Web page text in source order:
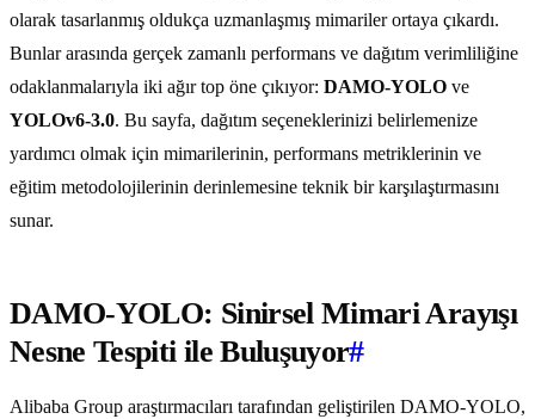
olarak tasarlanmış oldukça uzmanlaşmış mimariler ortaya çıkardı.
Bunlar arasında gerçek zamanlı performans ve dağıtım verimliliğine
odaklanmalarıyla iki ağır top öne çıkıyor: DAMO-YOLO ve
YOLOv6-3.0. Bu sayfa, dağıtım seçeneklerinizi belirlemenize
yardımcı olmak için mimarilerinin, performans metriklerinin ve
eğitim metodolojilerinin derinlemesine teknik bir karşılaştırmasını
sunar.
DAMO-YOLO: Sinirsel Mimari Arayışı
Nesne Tespiti ile Buluşuyor#
Alibaba Group araştırmacıları tarafından geliştirilen DAMO-YOLO,